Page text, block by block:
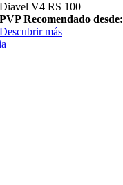
Diavel V4 RS 100
PVP Recomendado
Descubrir más